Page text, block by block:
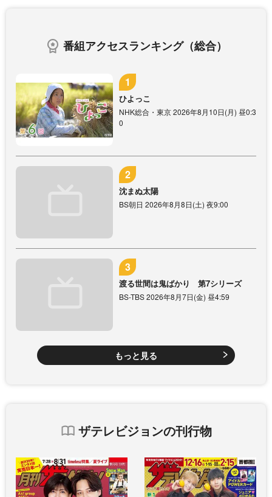
番組アクセスランキング（総合）
ひよっこ
NHK総合・東京 2026年8月10日(月) 昼0:3
0
沈まぬ太陽
BS朝日 2026年8月8日(土) 夜9:00
渡る世間は鬼ばかり 第7シリーズ
BS-TBS 2026年8月7日(金) 昼4:59
もっと見る
ザテレビジョンの刊行物